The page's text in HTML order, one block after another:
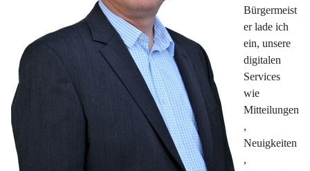
Bürgermeist
er lade ich
ein, unsere
digitalen
Services
wie
Mitteilungen
,
Neuigkeiten
,